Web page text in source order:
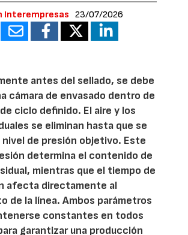
Interempresas 23/07/2026
antes del sellado, se debe
cámara de envasado dentro de
ciclo definido. El aire y los
se eliminan hasta que se
nivel de presión objetivo. Este
determina el contenido de
mientras que el tiempo de
afecta directamente al
de la línea. Ambos parámetros
constantes en todos
garantizar una producción